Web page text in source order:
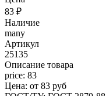
83 ₽
Наличие
many
Артикул
25135
Описание товара
price: 83
Цена: от 83 руб